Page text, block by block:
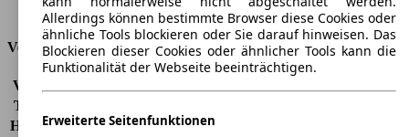
Tankinhalt
70 l
Versicherungsklassen
Vollkasko
Teilkasko
Haftpflicht -
Allerdings können bestimmte Browser diese Cookies oder
ähnliche Tools blockieren oder Sie darauf hinweisen. Das
Blockieren dieser Cookies oder ähnlicher Tools kann die
Funktionalität der Webseite beeinträchtigen.
Erweiterte Seitenfunktionen